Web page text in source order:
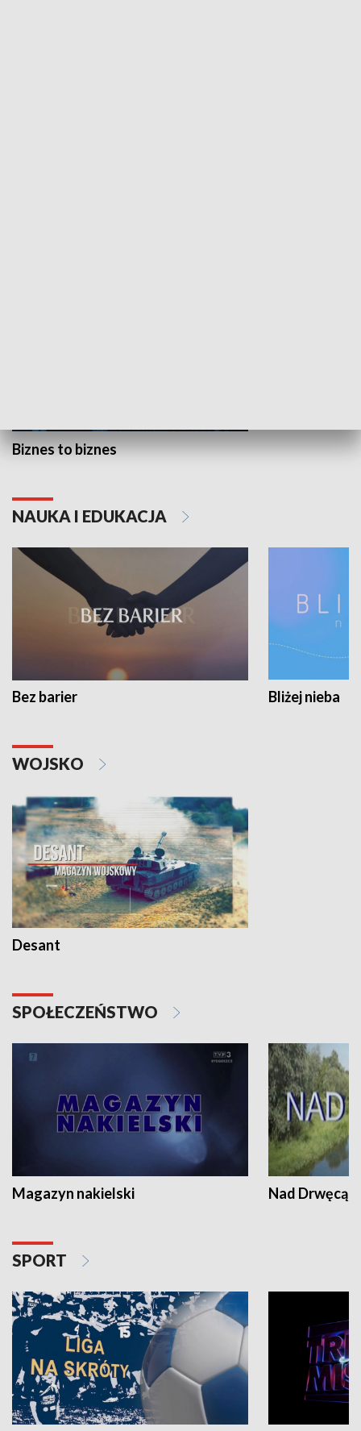
Biznes to biznes
NAUKA I EDUKACJA
Bez barier Bliżej nieba
WOJSKO
Desant
SPOŁECZEŃSTWO
Magazyn nakielski Nad Drwęcą
SPORT